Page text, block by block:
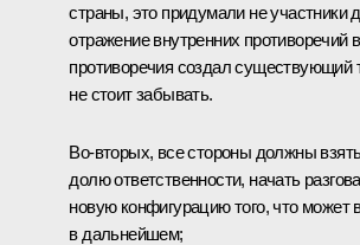
страны, это придумали не участники
отражение внутренних противоречий
противоречия создал существующий
не стоит забывать.
Во‑вторых, все стороны должны
долю ответственности, начать
новую конфигурацию того, что может
в дальнейшем;